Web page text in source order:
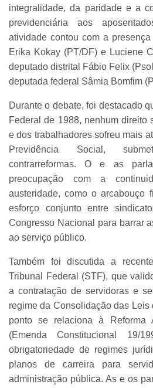
integralidade, da paridade e a
previdenciária aos
atividade contou com a
Erika Kokay (PT/DF) e Luciene
deputado distrital Fábio Felix
deputada federal Sâmia Bomfim
Durante o debate, foi destacado
Federal de 1988, nenhum direito
e dos trabalhadores sofreu mais
Previdência Social,
contrarreformas. O e as
preocupação com a
austeridade, como o arcabouço
esforço conjunto entre
Congresso Nacional para barrar
ao serviço público.
Também foi discutida a
Tribunal Federal (STF), que
a contratação de servidoras e
regime da Consolidação das Leis
ponto se relaciona à Reforma
(Emenda Constitucional 19/
obrigatoriedade de regimes
planos de carreira para
administração pública. As e os